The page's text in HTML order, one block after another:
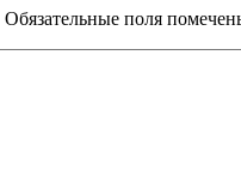
Обязательные поля